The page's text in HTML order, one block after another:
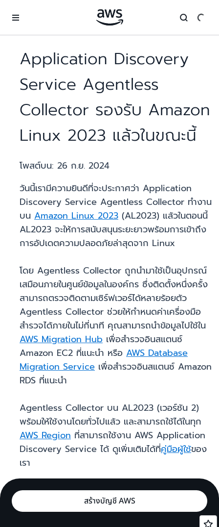
Application Discovery
Service Agentless
Collector รองรับ Amazon
Linux 2023 แล้วในขณะนี้
โพสต์บน: 26 ก.ย. 2024
วันนี้เรามีความยินดีที่จะประกาศว่า Application
Discovery Service Agentless Collector ทำงาน
บน Amazon Linux 2023 (AL2023) แล้วในตอนนี้
AL2023 จะให้การสนับสนุนระยะยาวพร้อมการเข้าถึง
การอัปเดตความปลอดภัยล่าสุดจาก Linux
โดย Agentless Collector ถูกนำมาใช้เป็นอุปกรณ์
เสมือนภายในศูนย์ข้อมูลในองค์กร ซึ่งติดตั้งหนึ่งครั้ง
สามารถตรวจติดตามเซิร์ฟเวอร์ได้หลายร้อยตัว
Agentless Collector ช่วยให้กำหนดค่าเครื่องมือ
สำรวจได้ภายในไม่กี่นาที คุณสามารถนำข้อมูลไปใช้ใน
AWS Migration Hub เพื่อสำรวจอินสแตนซ์
Amazon EC2 ที่แนะนำ หรือ AWS Database
Migration Service เพื่อสำรวจอินสแตนซ์ Amazon
RDS ที่แนะนำ
Agentless Collector บน AL2023 (เวอร์ชัน 2)
พร้อมให้ใช้งานโดยทั่วไปแล้ว และสามารถใช้ได้ในทุก
AWS Region ที่สามารถใช้งาน AWS Application
Discovery Service ได้ ดูเพิ่มเติมได้ที่คู่มือผู้ใช้ของ
เรา
สร้างบัญชี AWS